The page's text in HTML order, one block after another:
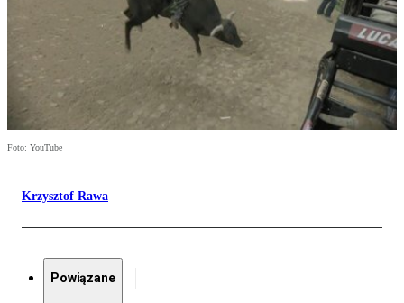
Foto: YouTube
Krzysztof Rawa
Powiązane